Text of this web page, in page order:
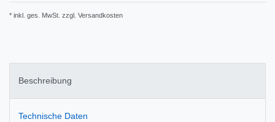
* inkl. ges. MwSt. zzgl. Versandkosten
Beschreibung
Technische Daten